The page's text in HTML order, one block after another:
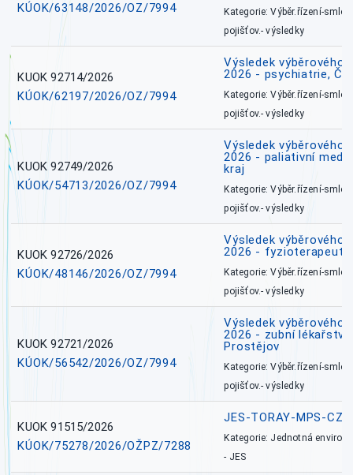
KÚOK/63148/2026/OZ/7994
Kategorie: Výběr.řízení-
pojišťov.- výsledky
KUOK 92714/2026
KÚOK/62197/2026/OZ/7994
Výsledek výběrového
2026 - psychiatrie,
Kategorie: Výběr.řízení-
pojišťov.- výsledky
KUOK 92749/2026
KÚOK/54713/2026/OZ/7994
Výsledek výběrového
2026 - paliativní
kraj
Kategorie: Výběr.řízení-
pojišťov.- výsledky
KUOK 92726/2026
KÚOK/48146/2026/OZ/7994
Výsledek výběrového
2026 - fyzioterapeut,
Kategorie: Výběr.řízení-
pojišťov.- výsledky
KUOK 92721/2026
KÚOK/56542/2026/OZ/7994
Výsledek výběrového
2026 - zubní
Prostějov
Kategorie: Výběr.řízení-
pojišťov.- výsledky
KUOK 91515/2026
KÚOK/75278/2026/OŽPZ/7288
JES-TORAY-MPS-CZ
Kategorie: Jednotná
- JES